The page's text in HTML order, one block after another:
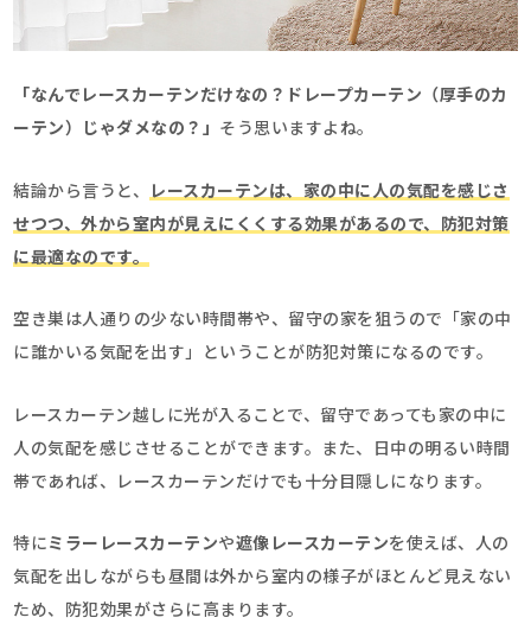
「なんでレースカーテンだけなの？ドレープカーテン（厚手のカ
ーテン）じゃダメなの？」 そう思いますよね。
結論から言うと、 レースカーテンは、 家の中に人の気配を感じさ
せつつ、外から室内が見えにくくする効果があるので、防犯対策
に最適なのです。
空き巣は人通りの少ない時間帯や、留守の家を狙うので「家の中
に誰かいる気配を出す」ということが防犯対策になるのです。
レースカーテン越しに光が入ることで、留守であっても家の中に
人の気配を感じさせることができます。また、日中の明るい時間
帯であれば、レースカーテンだけでも十分目隠しになります。
特に ミラーレースカーテンや遮像レースカーテンを使えば、人の
気配を出しながらも昼間は外から室内の様子がほとんど見えない
ため、防犯効果がさらに高まります。